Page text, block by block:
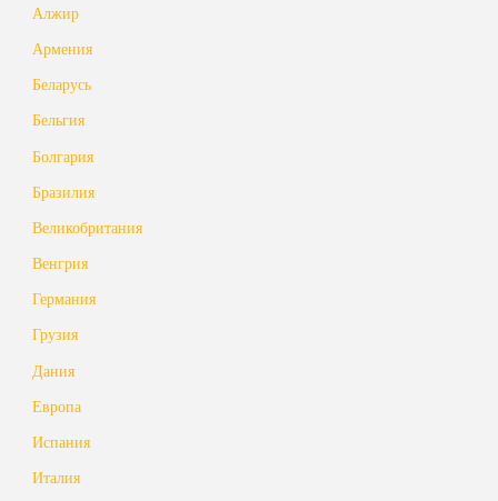
Алжир
Армения
Беларусь
Бельгия
Болгария
Бразилия
Великобритания
Венгрия
Германия
Грузия
Дания
Европа
Испания
Италия